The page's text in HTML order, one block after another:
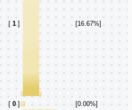
[ 1] [16.67%]
[ 0] [0.00%]